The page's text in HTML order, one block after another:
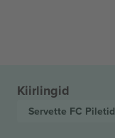
Kiirlingid
Servette FC Piletid